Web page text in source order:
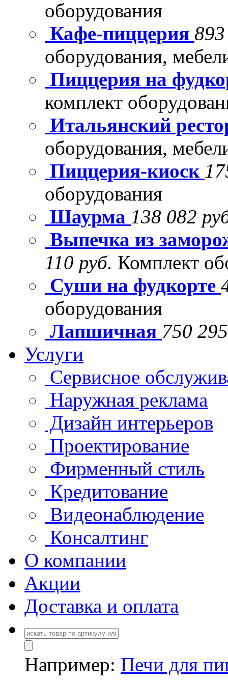
оборудования
Кафе-пиццерия
оборудования,
Пиццерия на
комплект
Итальянский
оборудования,
Пиццерия-киоск
оборудования
Шаурма 138 082
Выпечка из
110 руб. Комплект
Суши на фудкорте
оборудования
Лапшичная 750
Услуги
Сервисное
Наружная реклама
Дизайн интерьеров
Проектирование
Фирменный стиль
Кредитование
Видеонаблюдение
Консалтинг
О компании
Акции
Доставка и оплата
Например: Печи для